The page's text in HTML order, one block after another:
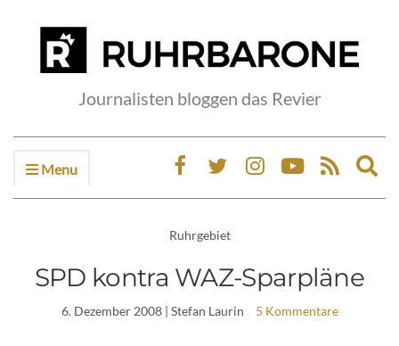
Journalisten bloggen das Revier
Menu
Ruhrgebiet
SPD kontra WAZ-Sparpläne
6. Dezember 2008| Stefan Laurin 5 Kommentare